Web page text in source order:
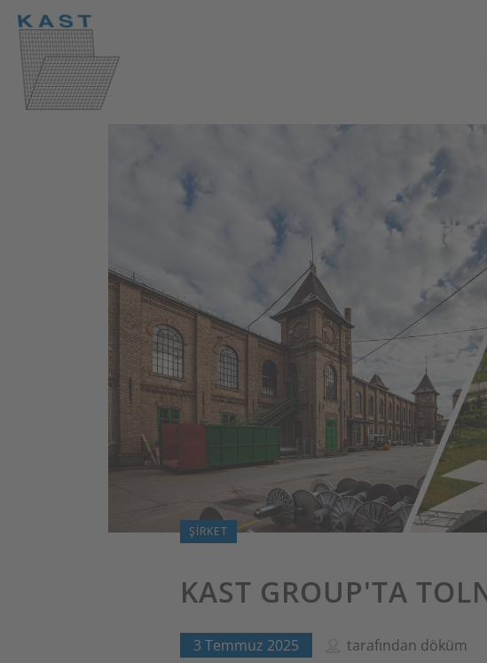
ŞIRKET
KAST GROUP'TA
3 Temmuz 2025 tarafından döküm